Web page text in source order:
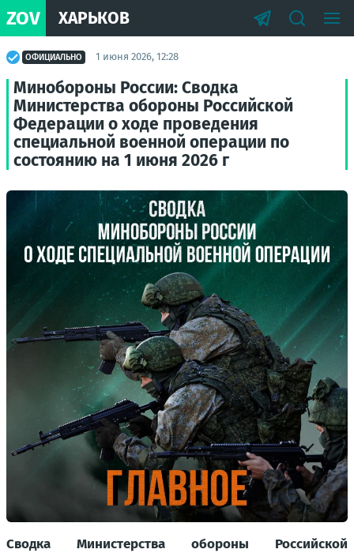
ZOV ХАРЬКОВ
ОФИЦИАЛЬНО 1 июня 2026, 12:28
Минобороны России: Сводка
Министерства обороны Российской
Федерации о ходе проведения
специальной военной операции по
состоянию на 1 июня 2026 г
Сводка Министерства обороны Российской